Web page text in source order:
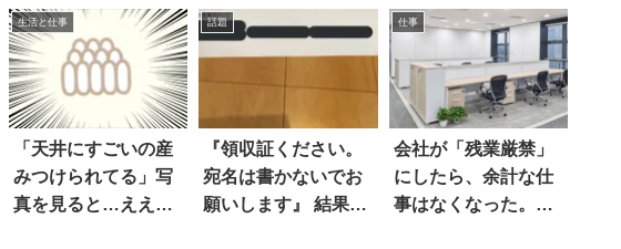
生活と仕事
「天井にすごいの産
みつけられてる」写
真を見ると…ええ
話題
『領収証ください。
宛名は書かないでお
願いします』 結果、
仕事
会社が「残業厳禁」
にしたら、余計な仕
事はなくなった。し